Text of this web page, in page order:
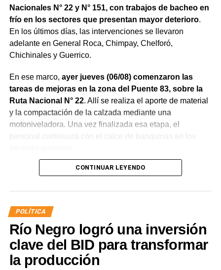
Nacionales N° 22 y N° 151, con trabajos de bacheo en
frío en los sectores que presentan mayor deterioro.
En los últimos días, las intervenciones se llevaron
adelante en General Roca, Chimpay, Chelforó,
Chichinales y Guerrico.
En ese marco, ayer jueves (06/08) comenzaron las
tareas de mejoras en la zona del Puente 83, sobre la
Ruta Nacional N° 22. Allí se realiza el aporte de material
y la compactación de la calzada mediante una
motoniveladora. Una vez finalizada esa etapa, el
personal continuará con el calce de banquinas en los
Desde Vialidad Nacional informaron que,
CONTINUAR LEYENDO
POLÍTICA
Río Negro logró una inversión
clave del BID para transformar
la producción